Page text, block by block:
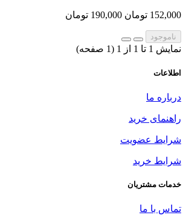
152,000 تومان 190,000 تومان
ناموجود
نمایش 1 تا 1 از 1 (1 صفحه)
اطلاعات
درباره ما
راهنمای خرید
شرایط عضویت
شرایط خرید
خدمات مشتریان
تماس با ما